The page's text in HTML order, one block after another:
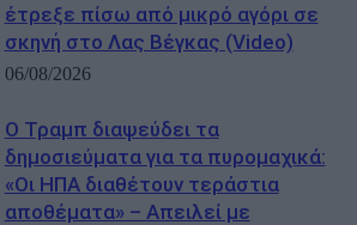
έτρεξε πίσω από μικρό αγόρι σε
σκηνή στο Λας Βέγκας (Video)
06/08/2026
Ο Τραμπ διαψεύδει τα
δημοσιεύματα για τα πυρομαχικά:
«Οι ΗΠΑ διαθέτουν τεράστια
αποθέματα» – Απειλεί με